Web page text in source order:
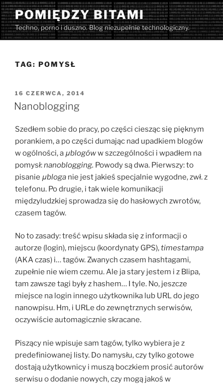
Przejdź
do
treści
POMIĘDZY BITAMI
Techno, porno i duszno. Blog niezupełnie technologiczny.
TAG: POMYSŁ
OPUBLIKOWANE
W
16 CZERWCA, 2014
Nanoblogging
Szedłem sobie do pracy, po części ciesząc się pięknym
porankiem, a po części dumając nad upadkiem blogów
w ogólności, a μblogóww szczególności i wpadłem na
pomysł:nanoblogging. Powody są dwa. Pierwszy: to
pisanie μbloga nie jest jakieś specjalnie wygodne, zwł. z
telefonu. Po drugie, i tak wiele komunikacji
międzyludzkiej sprowadza się do hasłowych zwrotów,
czasem tagów.
No to zasady: treść wpisu składa się z informacji o
autorze (login), miejscu (koordynaty GPS),timestampa
(AKA czas) i… tagów. Zwanych czasem hashtagami,
zupełnie nie wiem czemu. Ale ja stary jestem i z Blipa,
tam zawsze tagi były z hashem… I tyle. No, jeszcze
miejsce na login innego użytkownika lub URL do jego
nanowpisu. Hm, i URLe do zewnętrznych serwisów,
oczywiście automagicznie skracane.
Piszący nie wpisuje sam tagów, tylko wybiera je z
predefiniowanej listy. Do namysłu, czy tylko gotowe
dostają użytkownicy i muszą boczkiem prosić autorów
serwisu o dodanie nowych, czy mogą jakoś w